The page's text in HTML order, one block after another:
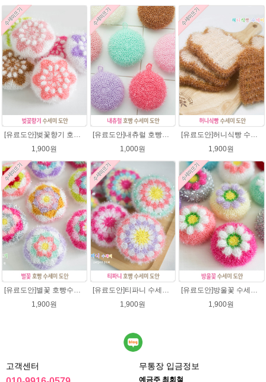
[유료도안]벚꽃향기 호빵수세미뜨기 도안(수세미실은 옵션에서 추가구매 가능)/수세미뜨기/수세미실/반짝이수세미/반짝이실/별수세미 호빵수세미 웰빙수세미 퐁퐁수세미 코바늘수세미
1,900원
[유료도안]내츄럴 호빵수세미 코바늘뜨기 수세미뜨기 뜨개질 도안 반짝이실
1,000원
[유료도안]허니식빵 수세미뜨기 코바늘뜨기도안 /수세미뜨기/수세미실/반짝이수세미/반짝이실/수세미실 웰빙수세미 퐁퐁수세미 식빵 코바늘수세미
1,900원
1,900원
1,900원
1,900원
고객센터 무통장 입금정보
예금주 최회철